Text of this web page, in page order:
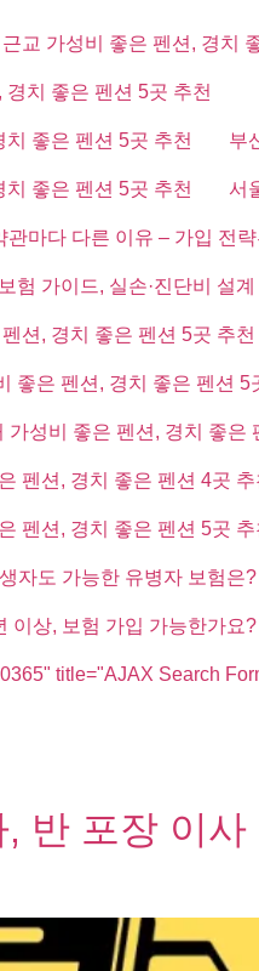
교 가성비 좋은 펜션, 경치
치 좋은 펜션 5곳 추천
좋은 펜션 5곳 추천 부
좋은 펜션 5곳 추천 서
관마다 다른 이유 – 가입 전
험 가이드, 실손·진단비 설
션, 경치 좋은 펜션 5곳 추천
좋은 펜션, 경치 좋은 펜션 5
성비 좋은 펜션, 경치 좋은
펜션, 경치 좋은 펜션 4곳 추
펜션, 경치 좋은 펜션 5곳 추
자도 가능한 유병자 보험은
이상, 보험 가입 가능한가요
title="AJAX Search
반 포장 이